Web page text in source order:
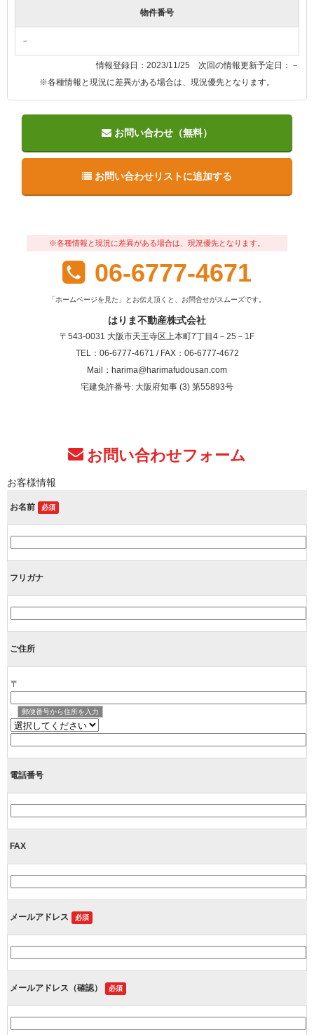
物件番号
－
情報登録日：2023/11/25 次回の情報更新予定日：－
※各種情報と現況に差異がある場合は、現況優先となります。
お問い合わせ（無料）
お問い合わせリストに追加する
※各種情報と現況に差異がある場合は、現況優先となります。
06-6777-4671
「ホームページを見た」とお伝え頂くと、お問合せがスムーズです。
はりま不動産株式会社
〒543-0031 大阪市天王寺区上本町7丁目4－25－1F
TEL：06-6777-4671 / FAX：06-6777-4672
Mail：harima@harimafudousan.com
宅建免許番号: 大阪府知事 (3) 第55893号
お問い合わせフォーム
お客様情報
お名前 必須
フリガナ
ご住所
〒
郵便番号から住所を入力
電話番号
FAX
メールアドレス 必須
メールアドレス（確認） 必須